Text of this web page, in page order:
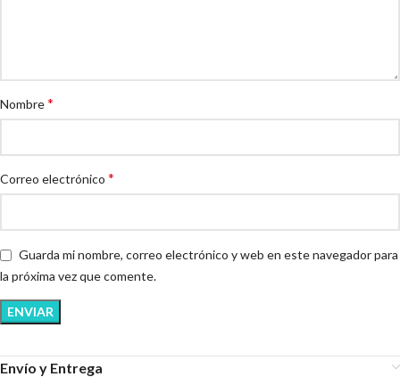
Nombre*
Correo electrónico *
Guarda mi nombre, correo electrónico y web en este navegador para
la próxima vez que comente.
Envío y Entrega